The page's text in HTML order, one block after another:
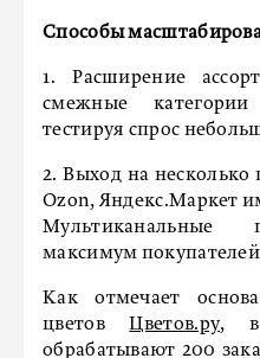
Способы
1. Расширение
смежные категории
тестируя спрос
2. Выход на
Ozon, Яндекс.Маркет
Мультиканальные
максимум
Как отмечает
цветовЦветов.ру, в
обрабатывают 200